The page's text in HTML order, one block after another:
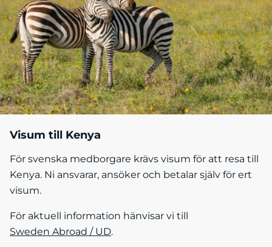
Visum till Kenya
För svenska medborgare krävs visum för att resa till
Kenya. Ni ansvarar, ansöker och betalar själv för ert
visum.
För aktuell information hänvisar vi till
Sweden Abroad / UD.